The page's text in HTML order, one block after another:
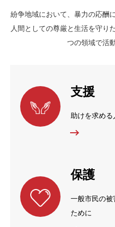
紛争地域において、暴力の応酬
人間としての尊厳と生活を守り
つの領域で活
支援
助けを求め
保護
一般市民の被
ために